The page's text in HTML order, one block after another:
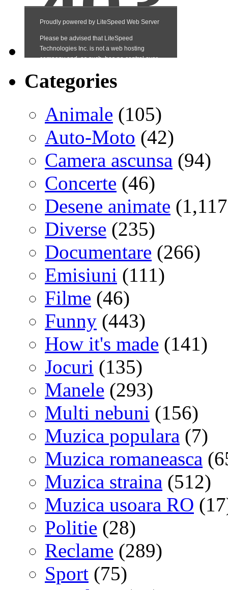
Categories
Animale (105)
Auto-Moto (42)
Camera ascunsa (94)
Concerte (46)
Desene animate
Diverse (235)
Documentare (266)
Emisiuni (111)
Filme (46)
Funny (443)
How it's made (141)
Jocuri (135)
Manele (293)
Multi nebuni (156)
Muzica populara (7)
Muzica romaneasca
Muzica straina (512)
Muzica usoara RO
Politie (28)
Reclame (289)
Sport (75)